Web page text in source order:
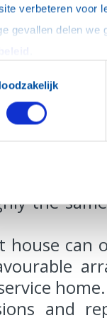
verbeteren voor
of working
this
the
in
of
Mil
of the
EURO;
building
the
can
home.
and